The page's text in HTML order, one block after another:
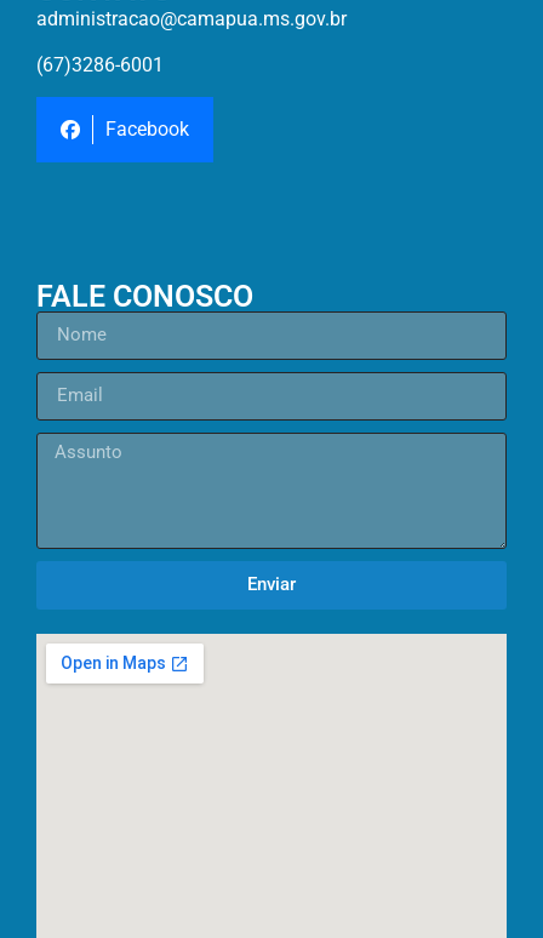
administracao@camapua.ms.gov.br
(67)3286-6001
Facebook
FALE CONOSCO
Enviar